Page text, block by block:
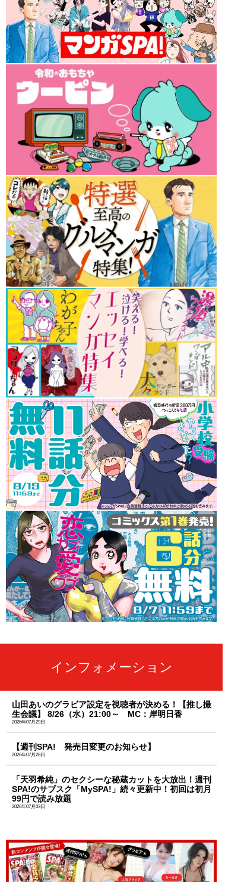
インフォメーション
山田あいのグラビア設定を視聴者が決める！【推し撮
生会議】 8/26（水）21:00～ MC：岸明日香
2026年07月29日
【週刊SPA! 発売日変更のお知らせ】
2026年07月28日
「天羽希純」のセクシーな秘蔵カットを大放出！週刊
SPA!のサブスク「MySPA!」続々更新中！初回は初月
99円で読み放題
2026年07月03日